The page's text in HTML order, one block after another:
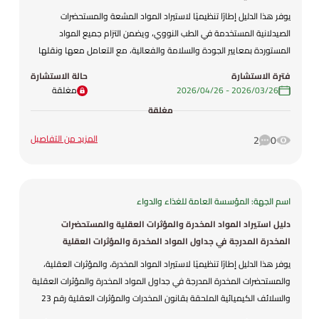
يوفر هذا الدليل إطارًا تنظيميًا لاستيراد المواد المشعة والمستحضرات
الصيدلانية المستخدمة في الطب النووي، ويضمن التزام جميع المواد
المستوردة بمعايير الجودة والسلامة والفعالية، مع التعامل معها ونقلها
العامة والسلامة، وتحديد متطلبات استيرادها.
فترة الاستشارة
26‏/03‏/2026
-
26‏/04‏/2026
حالة الاستشارة
مغلقة
مغلقة
0
2 المزيد من التفاصيل
اسم الجهة: المؤسسة العامة للغذاء والدواء
دليل استيراد المواد المخدرة والمؤثرات العقلية والمستحضرات
المخدرة المدرجة في جداول المواد المخدرة والمؤثرات العقلية
والسلائف الكيميائية الملحقة بقانون المخدرات والمؤثرات العقلية رقم
23 لعام 2026
يوفر هذا الدليل إطارًا تنظيميًا لاستيراد المواد المخدرة، والمؤثرات العقلية،
والمستحضرات المخدرة المدرجة في جداول المواد المخدرة والمؤثرات العقلية
والسلائف الكيميائية الملحقة بقانون المخدرات والمؤثرات العقلية رقم 23